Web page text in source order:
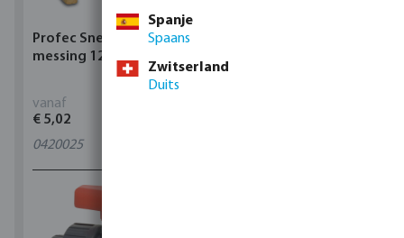
Profec Snelkoppeling
messing 12 bar slangtule
vanaf
€ 5,02
0420025
Spanje
Spaans
Zwitserland
Duits